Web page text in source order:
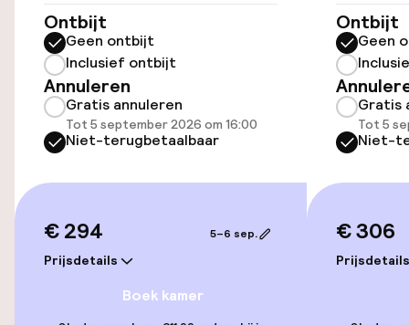
Gratis wifi
Eet- en drinkdiensten
Ontbijtbuffet
Wasservice
Ontbijt
Geen ontbijt
Inclusief ontbijt
Annuleren
Gratis annuleren
Tot 5 september 2026 om 16:00
Niet-terugbetaalbaar
€ 294
Prijsdetails
5–6 sep.
Boek kamer
Ontbijt
Geen
Gratis
Tot 5
Niet-
€ 306
Prijsdetails